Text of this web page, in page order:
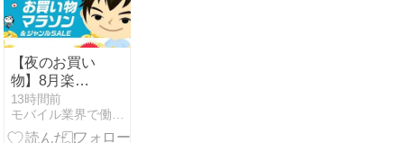
【夜のお買い
物】8月楽天
お買い物マラ
ソン 3日目！
注目の1000円
13時間前
モバイル業界で働く平社員のブログ